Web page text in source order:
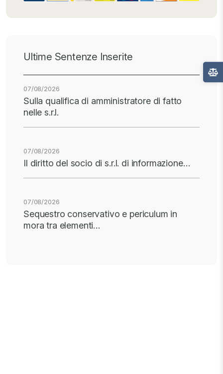
Ultime Sentenze Inserite
07/08/2026
Sulla qualifica di amministratore di fatto
nelle s.r.l.
07/08/2026
Il diritto del socio di s.r.l. di informazione…
07/08/2026
Sequestro conservativo e periculum in
mora tra elementi…